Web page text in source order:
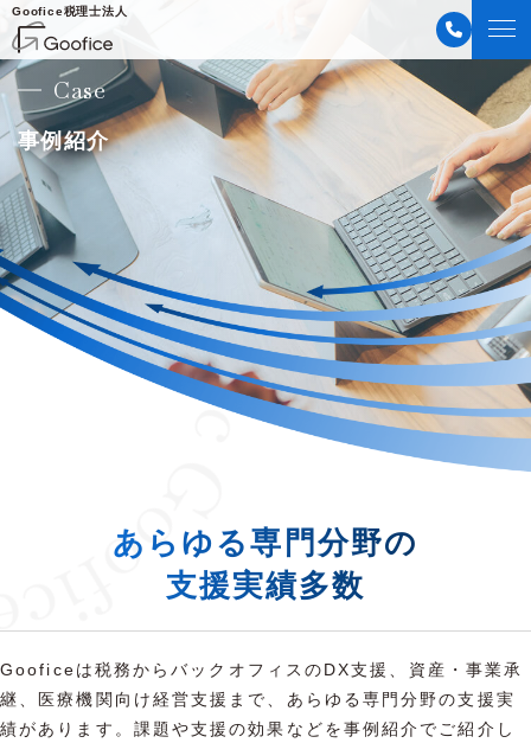
Goofice税理士法人
Case
事例紹介
あらゆる専門分野の
支援実績多数
Gooficeは税務からバックオフィスのDX支援、資産・事業承
継、医療機関向け経営支援まで、あらゆる専門分野の支援実
績があります。課題や支援の効果などを事例紹介でご紹介し